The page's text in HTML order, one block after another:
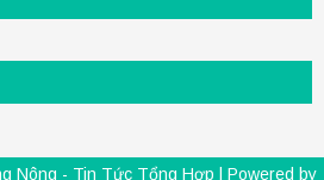
Nông - Tin Tức Tổng Hợp | Powered by